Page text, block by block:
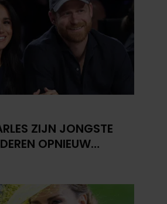
ZIJN JONGSTE
OPNIEUW